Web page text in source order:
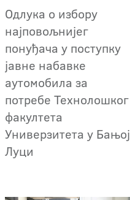
Одлука о избору
најповољнијег
понуђача у поступку
јавне набавке
аутомобила за
потребе Технолошког
факултета
Универзитета у Бањој
Луци